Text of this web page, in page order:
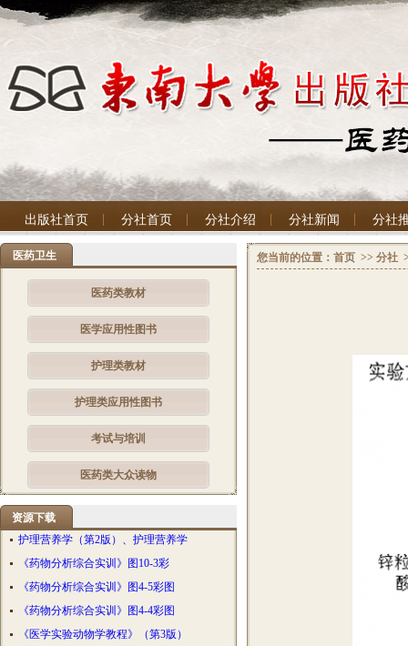
出版社首页 分社首页 分社介绍 分社新闻 分社
医药卫生
医药类教材
医学应用性图书
护理类教材
护理类应用性图书
考试与培训
医药类大众读物
资源下载
护理营养学（第2版）、护理营养学
《药物分析综合实训》图10-3彩
《药物分析综合实训》图4-5彩图
《药物分析综合实训》图4-4彩图
《医学实验动物学教程》（第3版）
您当前的位置： 首页 >> 分社